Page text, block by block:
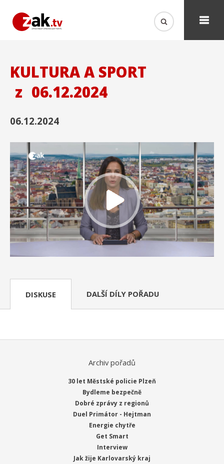
KULTURA A SPORT
z 06.12.2024
06.12.2024
DISKUSE DALŠÍ DÍLY POŘADU
Archiv pořadů
30 let Městské policie Plzeň
Bydleme bezpečně
Dobré zprávy z regionů
Duel Primátor - Hejtman
Energie chytře
Get Smart
Interview
Jak žije Karlovarský kraj